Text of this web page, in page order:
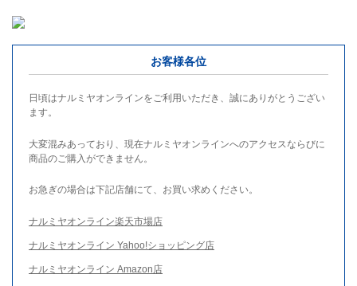
お客様各位
日頃はナルミヤオンラインをご利用いただき、誠にありがとうござい
ます。
大変混みあっており、現在ナルミヤオンラインへのアクセスならびに
商品のご購入ができません。
お急ぎの場合は下記店舗にて、お買い求めください。
ナルミヤオンライン楽天市場店
ナルミヤオンライン Yahoo!ショッピング店
ナルミヤオンライン Amazon店